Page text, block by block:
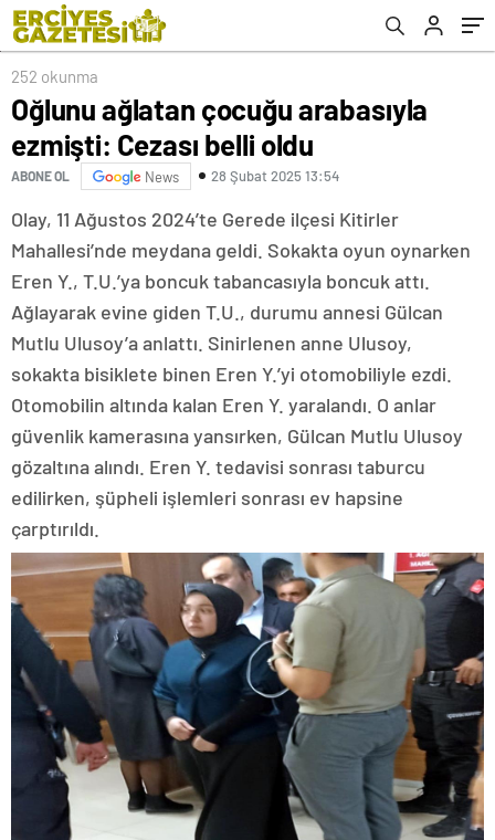
252 okunma
Oğlunu ağlatan çocuğu arabasıyla
ezmişti: Cezası belli oldu
ABONE OL News 28 Şubat 2025 13:54
Olay, 11 Ağustos 2024’te Gerede ilçesi Kitirler
Mahallesi’nde meydana geldi. Sokakta oyun oynarken
Eren Y., T.U.’ya boncuk tabancasıyla boncuk attı.
Ağlayarak evine giden T.U., durumu annesi Gülcan
Mutlu Ulusoy’a anlattı. Sinirlenen anne Ulusoy,
sokakta bisiklete binen Eren Y.’yi otomobiliyle ezdi.
Otomobilin altında kalan Eren Y. yaralandı. O anlar
güvenlik kamerasına yansırken, Gülcan Mutlu Ulusoy
gözaltına alındı. Eren Y. tedavisi sonrası taburcu
edilirken, şüpheli işlemleri sonrası ev hapsine
çarptırıldı.